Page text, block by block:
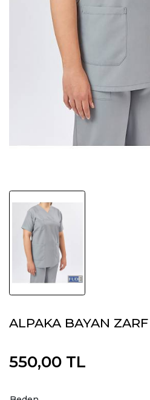
ALPAKA BAYAN
550,00 TL